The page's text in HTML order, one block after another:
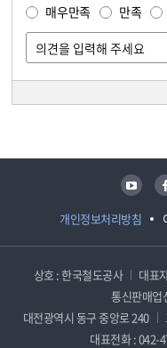
매우만족 만족
개인정보처리방침
유튜브 페이스북
상호 : 한국철도공사 대표
통신판매업
대전광역시 동구 중앙로 240
대표전화 : 042-